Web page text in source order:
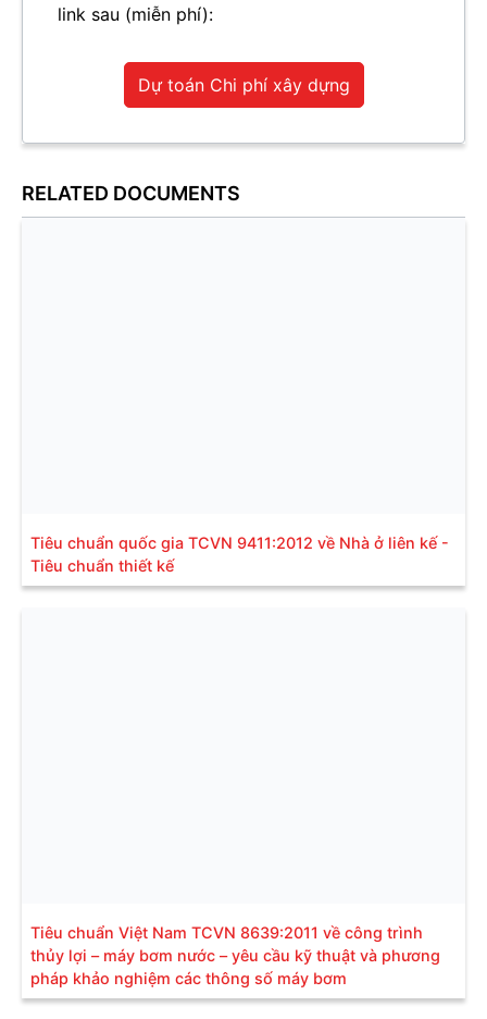
link sau (miễn phí):
Dự toán Chi phí xây dựng
RELATED DOCUMENTS
Tiêu chuẩn quốc gia TCVN 9411:2012 về Nhà ở liên kế -
Tiêu chuẩn thiết kế
Tiêu chuẩn Việt Nam TCVN 8639:2011 về công trình
thủy lợi – máy bơm nước – yêu cầu kỹ thuật và phương
pháp khảo nghiệm các thông số máy bơm